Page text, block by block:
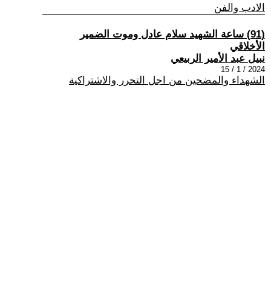
الادب والفن
(91) ساعة الشهيد سلام عادل وموت الضمير
الأخلاقي
نبيل عبد الأمير الربيعي
2024 / 1 / 15
الشهداء والمضحين من اجل التحرر والاشتراكية